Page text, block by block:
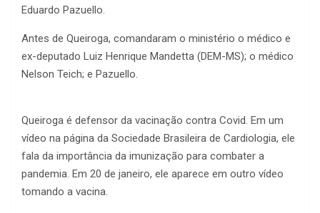
Eduardo Pazuello.
Antes de Queiroga, comandaram o ministério o médico e
ex-deputado Luiz Henrique Mandetta (DEM-MS); o médico
Nelson Teich; e Pazuello.
Queiroga é defensor da vacinação contra Covid. Em um
vídeo na página da Sociedade Brasileira de Cardiologia, ele
fala da importância da imunização para combater a
pandemia. Em 20 de janeiro, ele aparece em outro vídeo
tomando a vacina.